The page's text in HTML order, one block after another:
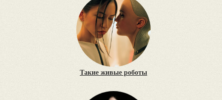
Такие живые роботы